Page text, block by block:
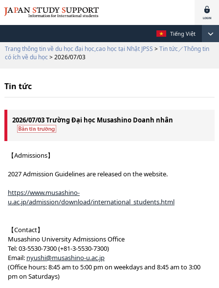
Tiếng Việt
Trang thông tin về du học đại học,cao học tại Nhật JPSS > Tin tức／Thông tin
có ích về du học > 2026/07/03
Tin tức
2026/07/03 Trường Đại học Musashino Doanh nhân
【Admissions】
2027 Admission Guidelines are released on the website.
https://www.musashino-
u.ac.jp/admission/download/international_students.html
【Contact】
Musashino University Admissions Office
Tel: 03-5530-7300 (+81-3-5530-7300)
Email: nyushi@musashino-u.ac.jp
(Office hours: 8:45 am to 5:00 pm on weekdays and 8:45 am to 3:00
pm on Saturdays)